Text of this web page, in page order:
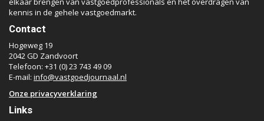
kennis in de gehele vastgoedmarkt.
Contact
Hogeweg 19
2042 GD Zandvoort
Telefoon: +31 (0) 23 743 49 09
E-mail: info@vastgoedjournaal.nl
Onze privacyverklaring
Links